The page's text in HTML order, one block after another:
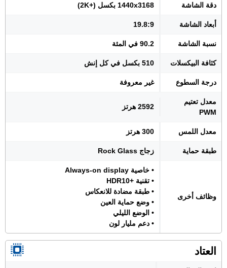
دقة الشاشة 1440x3168 بكسل (+2K)
أبعاد الشاشة 19.8:9
نسبة الشاشة 90.2 في المئة
كثافة البيكسلات 510 بكسل في كل إنش
درجة السطوع غير معروفة
معدل تعتيم
PWM
2592 هرتز
معدل اللمس 300 هرتز
طبقة حماية زجاج Rock Glass
وظائف أخرى
• خاصية Always-on display
• تقنية +HDR10
• طبقة مضادة للانعكاس
• وضع حماية العين
• الوضع الليلي
• دعم مليار لون
العتاد